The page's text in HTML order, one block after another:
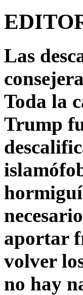
Las
Toda la
Trump
aportar
volver
no hay